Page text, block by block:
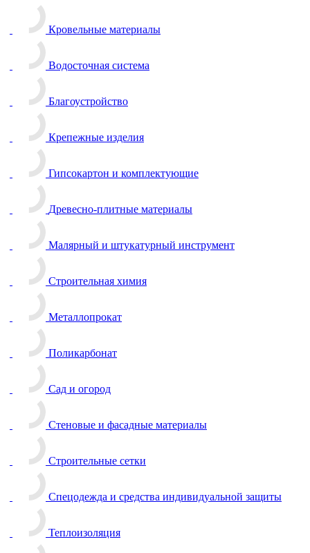
Кровельные материалы
Водосточная система
Благоустройство
Крепежные изделия
Гипсокартон и комплектующие
Древесно-плитные материалы
Малярный и штукатурный инструмент
Строительная химия
Металлопрокат
Поликарбонат
Сад и огород
Стеновые и фасадные материалы
Строительные сетки
Спецодежда и средства индивидуальной защиты
Теплоизоляция